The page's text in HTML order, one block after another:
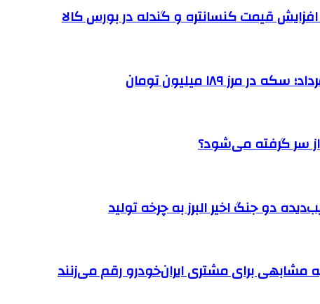
افزایش قیمت کنسانتره و گندله در بورس کالا
۱۸۹ میلیون تومان
از سر گرفته می‌شود؟
مشابهی برای مشتری ایران‌خودرو رقم می‌زنند